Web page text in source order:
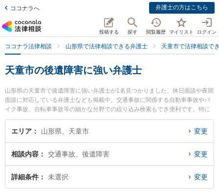
ココナラへ 弁護士の方はこちら
投稿する 探す 閲覧履歴 マイリスト ログイン
ココナラ法律相談 山形県で法律相談できる弁護士 天童市で法律相談で
天童市の後遺障害に強い弁護士
山形県の天童市で後遺障害に強い弁護士が1名見つかりました。休日面談や夜間
面談に対応している弁護士なども掲載中。交通事故に関係する自動車事故やバ
イク事故、自転車事故等の細かな分野での絞り込み検索もでき便利です。特に
天童法律事務所の菅原 正史弁護士のプロフィール情報や弁護士費用、強みなど
が注目されています。『天童市で土日や夜間に発生した後遺障害のトラブルを
弁護士に相談予約したい』などでお困りの相談者さんにおすすめです。
エリア 山形県、天童市 変更
相談内容 交通事故、後遺障害 変更
詳細条件 未選択 変更